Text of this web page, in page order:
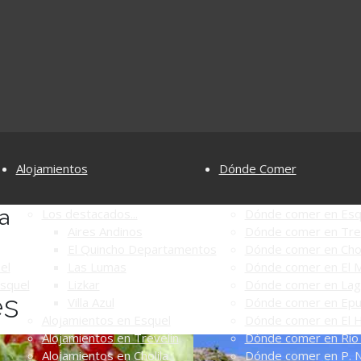
Alojamientos
Alojamientos en Trevelin
Alojamientos en Cholila
Dónde Comer
Dónde comer en Río
Dónde comer en P.